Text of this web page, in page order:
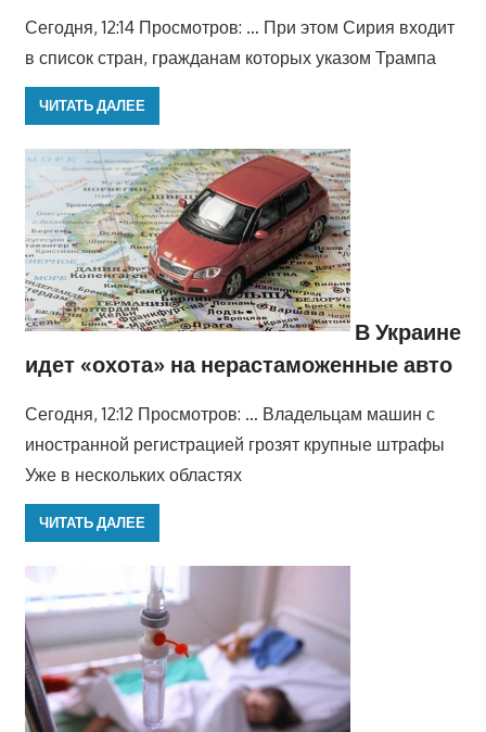
Сегодня, 12:14 Просмотров: … При этом Сирия входит
в список стран, гражданам которых указом Трампа
ЧИТАТЬ ДАЛЕЕ
В Украине
идет «охота» на нерастаможенные авто
Сегодня, 12:12 Просмотров: … Владельцам машин с
иностранной регистрацией грозят крупные штрафы
Уже в нескольких областях
ЧИТАТЬ ДАЛЕЕ